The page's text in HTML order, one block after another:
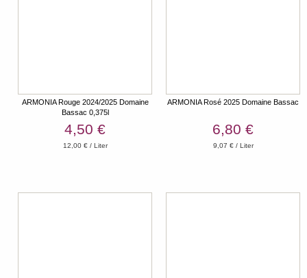
ARMONIA Rouge 2024/2025 Domaine
Bassac 0,375l
4,50 €
12,00 € / Liter
ARMONIA Rosé 2025 Domaine Bassac
6,80 €
9,07 € / Liter